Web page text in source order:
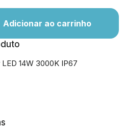
Adicionar ao carrinho
14W 3000K IP67